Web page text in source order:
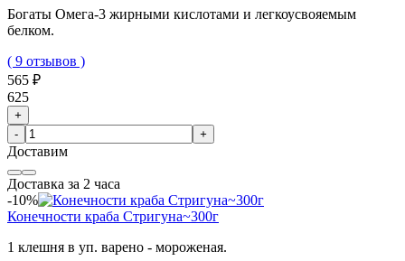
Богаты Омега-3 жирными кислотами и легкоусвояемым
белком.
( 9 отзывов )
565 ₽
625
+
-
+
Доставим
Доставка за 2 часа
-10%
Конечности краба Стригуна~300г
1 клешня в уп. варено - мороженая.